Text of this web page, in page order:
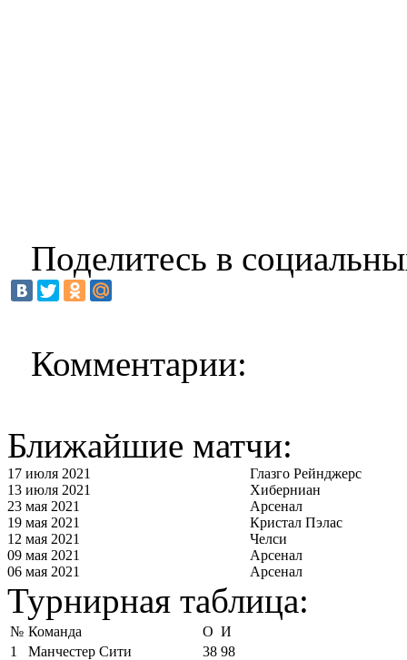
Поделитесь в
Комментарии:
Ближайшие матчи:
17 июля 2021
Глазго Рейнджерс
13 июля 2021
Хиберниан
23 мая 2021
Арсенал
19 мая 2021
Кристал Пэлас
12 мая 2021
Челси
09 мая 2021
Арсенал
06 мая 2021
Арсенал
Турнирная таблица:
№ Команда О И
1
Манчестер Сити 38 98